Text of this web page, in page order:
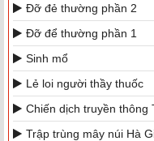
Đỡ đẻ thường phần 2
Đỡ để thường phần 1
Sinh mổ
Lẻ loi người thầy thuốc
Chiến dịch truyền thông
Trập trùng mây núi Hà